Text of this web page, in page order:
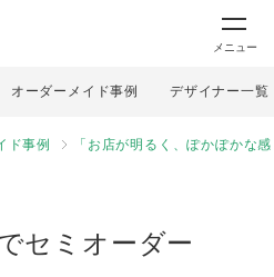
メニュー
オーダーメイド事例 デザイナー一覧
ド事例 「お店が明るく、ぽかぽかな
セミオーダー